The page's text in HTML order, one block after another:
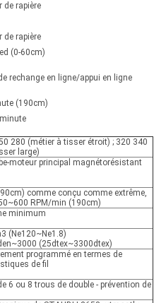
de rapière
de rapière
(0-60cm)
rechange en ligne/appui en ligne
(190cm)
280 (métier à tisser étroit) ; 320 340
large)
moteur principal magnétorésistant
comme conçu comme extrême,
RPM/min (190cm)
minimum
(Ne120~Ne1.8)
(25dtex~3300dtex)
programmé en termes de
de fil
6 ou 8 trous de double - prévention de